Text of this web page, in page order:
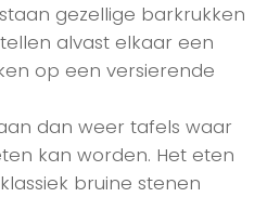
gezellige barkrukken
alvast elkaar een
op een versierende
dan weer tafels waar
kan worden. Het eten
bruine stenen